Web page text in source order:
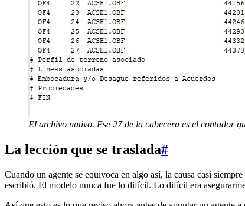
El archivo nativo. Ese 27 de la cabecera es el contador
La lección que se traslada#
Cuando un agente se equivoca en algo así, la causa casi
escribió. El modelo nunca fue lo difícil. Lo difícil era